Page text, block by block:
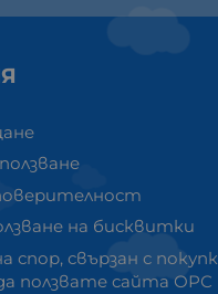
на бисквитки
спор, свързан с
ползвате сайта ОРС